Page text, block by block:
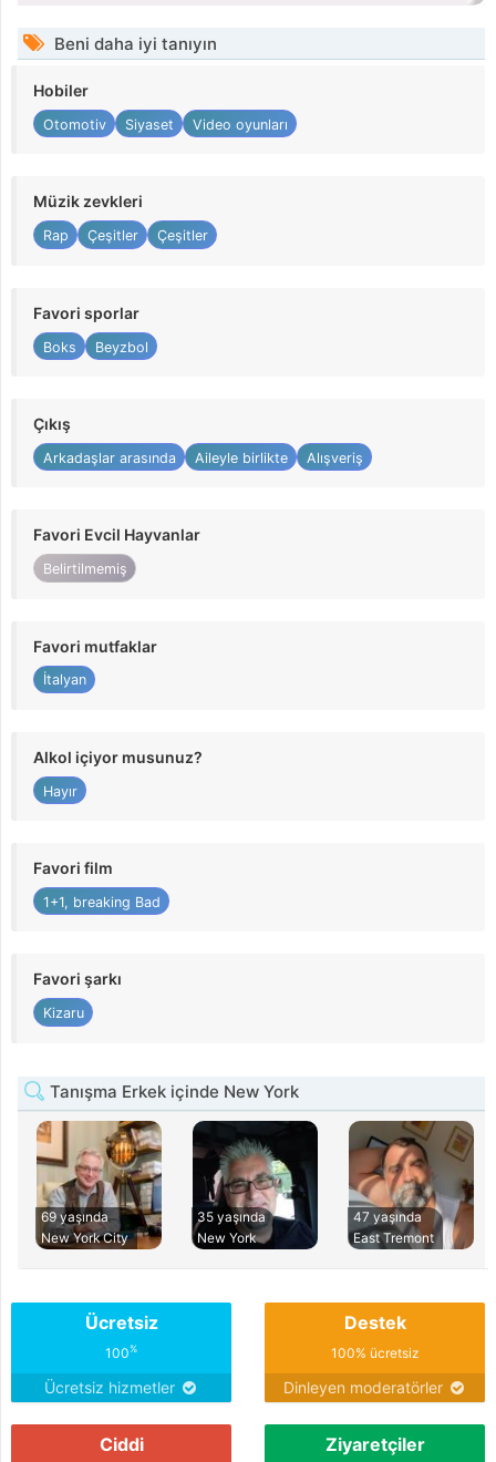
Beni daha iyi tanıyın
Hobiler
Otomotiv Siyaset Video oyunları
Müzik zevkleri
Rap Çeşitler Çeşitler
Favori sporlar
Boks Beyzbol
Çıkış
Arkadaşlar arasında Aileyle birlikte Alışveriş
Favori Evcil Hayvanlar
Belirtilmemiş
Favori mutfaklar
İtalyan
Alkol içiyor musunuz?
Hayır
Favori film
1+1, breaking Bad
Favori şarkı
Kizaru
Tanışma Erkek içinde New York
69 yaşında
New York City
35 yaşında
New York
47 yaşında
East Tremont
Ücretsiz
100%
Ücretsiz hizmetler
Destek
100% ücretsiz
Dinleyen moderatörler
Ciddi Ziyaretçiler